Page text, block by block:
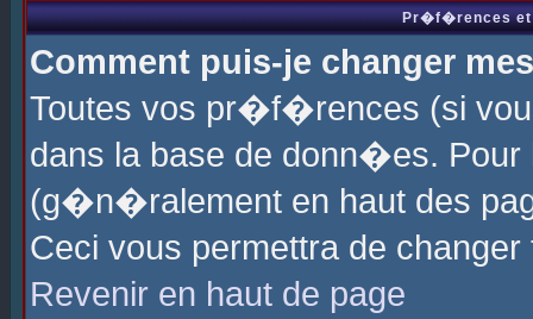
Pr�f�rences et
Comment puis-je changer
Toutes vos pr�f�rences (si
dans la base de donn�es.
(g�n�ralement en haut des
Ceci vous permettra de
Revenir en haut de page